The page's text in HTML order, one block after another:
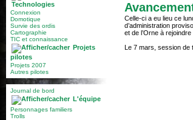
Technologies
Connexion
Domotique
Survie des ordis
Cartographie
TIC et connaissance
Projets
pilotes
Projets 2007
Autres pilotes
Journal de bord
L'équipe
Personnages familiers
Trolls
Celle-ci a eu lieu ce
d’administration
et de l’Orne à
Le 7 mars, session de